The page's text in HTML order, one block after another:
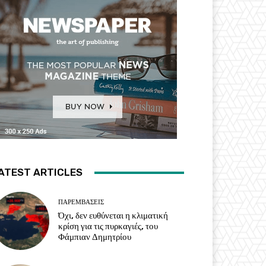
ARTICLES
ΠΑΡΕΜΒΑΣΕΙΣ
Όχι, δεν ευθύνεται η κλιματική
κρίση για τις πυρκαγιές, του
Φάμπιαν Δημητρίου